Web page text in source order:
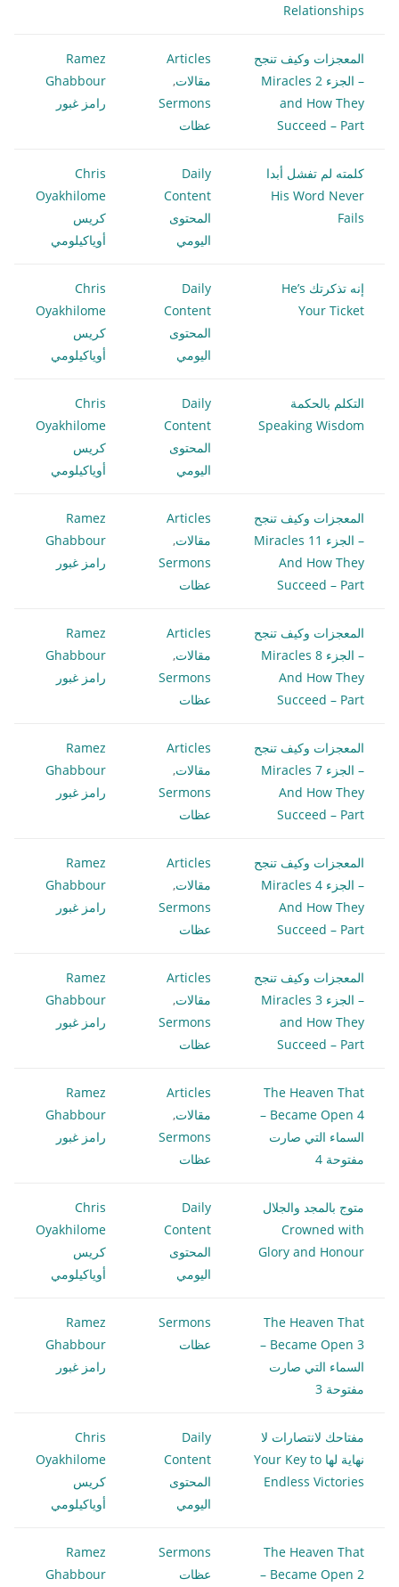
Relationships
المعجزات وكيف تنجح
– الجزء 2 Miracles
and How They
Succeed – Part
Articles
مقالات,
Sermons
عظات
Ramez
Ghabbour
رامز غبور
كلمته لم تفشل أبدا
His Word Never
Fails
Daily
Content
المحتوى
اليومي
Chris
Oyakhilome
كريس
أوياكيلومي
إنه تذكرتك He’s
Your Ticket
Daily
Content
المحتوى
اليومي
Chris
Oyakhilome
كريس
أوياكيلومي
التكلم بالحكمة
Speaking Wisdom
Daily
Content
المحتوى
اليومي
Chris
Oyakhilome
كريس
أوياكيلومي
المعجزات وكيف تنجح
– الجزء 11 Miracles
And How They
Succeed – Part
Articles
مقالات,
Sermons
عظات
Ramez
Ghabbour
رامز غبور
المعجزات وكيف تنجح
– الجزء 8 Miracles
And How They
Succeed – Part
Articles
مقالات,
Sermons
عظات
Ramez
Ghabbour
رامز غبور
المعجزات وكيف تنجح
– الجزء 7 Miracles
And How They
Succeed – Part
Articles
مقالات,
Sermons
عظات
Ramez
Ghabbour
رامز غبور
المعجزات وكيف تنجح
– الجزء 4 Miracles
And How They
Succeed – Part
Articles
مقالات,
Sermons
عظات
Ramez
Ghabbour
رامز غبور
المعجزات وكيف تنجح
– الجزء 3 Miracles
and How They
Succeed – Part
Articles
مقالات,
Sermons
عظات
Ramez
Ghabbour
رامز غبور
The Heaven That
Became Open 4 –
السماء التي صارت
مفتوحة 4
Articles
مقالات,
Sermons
عظات
Ramez
Ghabbour
رامز غبور
متوج بالمجد والجلال
Crowned with
Glory and Honour
Daily
Content
المحتوى
اليومي
Chris
Oyakhilome
كريس
أوياكيلومي
The Heaven That
Became Open 3 –
السماء التي صارت
مفتوحة 3
Sermons
عظات
Ramez
Ghabbour
رامز غبور
مفتاحك لانتصارات لا
نهاية لها Your Key to
Endless Victories
Daily
Content
المحتوى
اليومي
Chris
Oyakhilome
كريس
أوياكيلومي
The Heaven That
Became Open 2 –
Sermons
عظات
Ramez
Ghabbour